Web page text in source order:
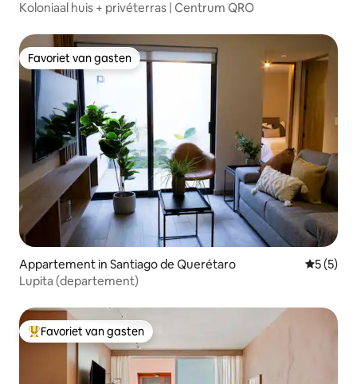
Koloniaal huis + privéterras | Centrum QRO
Favoriet van gasten
Favoriet van gasten
Appartement in Santiago de Querétaro
5 (5)
Lupita (departement)
Topfavoriet van gasten
Favoriet van gasten